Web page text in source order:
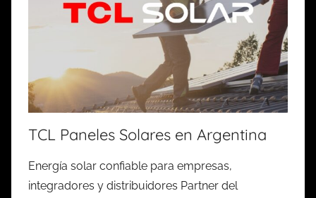
TCL Paneles Solares en Argentina
Energía solar confiable para empresas,
integradores y distribuidores Partner del